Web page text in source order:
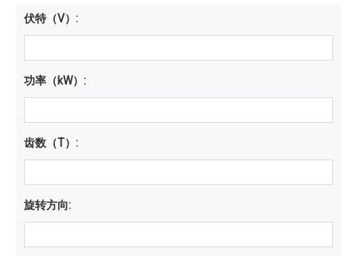
伏特（V）:
功率（kW）:
齿数（T）:
旋转方向: